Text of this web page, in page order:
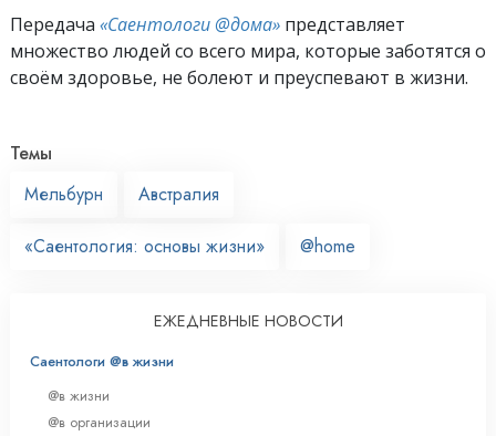
Передача «Саентологи @дома» представляет
множество людей со всего мира, которые заботятся о
своём здоровье, не болеют и преуспевают в жизни.
Темы
Мельбурн
Австралия
«Саентология: основы жизни» @home
ЕЖЕДНЕВНЫЕ НОВОСТИ
Саентологи @в жизни
@в жизни
@в организации